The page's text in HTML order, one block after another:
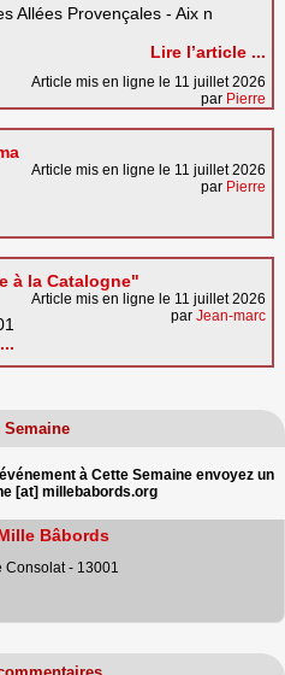
Allées Provençales - Aix n
Lire l’article ...
Article mis en ligne le 11 juillet 2026
par Pierre
Article mis en ligne le 11 juillet 2026
par Pierre
à la Catalogne"
Article mis en ligne le 11 juillet 2026
parJean-marc
Semaine
à Cette Semaine envoyez un
[at] millebabords.org
Bâbords
Consolat - 13001